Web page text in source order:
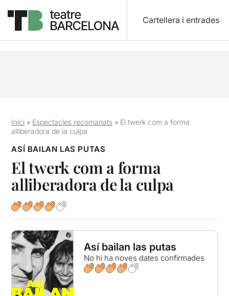
Cartellera i entrades
Inici » Espectacles recomanats » El twerk com a forma
alliberadora de la culpa
ASÍ BAILAN LAS PUTAS
El twerk com a forma
alliberadora de la culpa
Así bailan las putas
No hi ha noves dates confirmades